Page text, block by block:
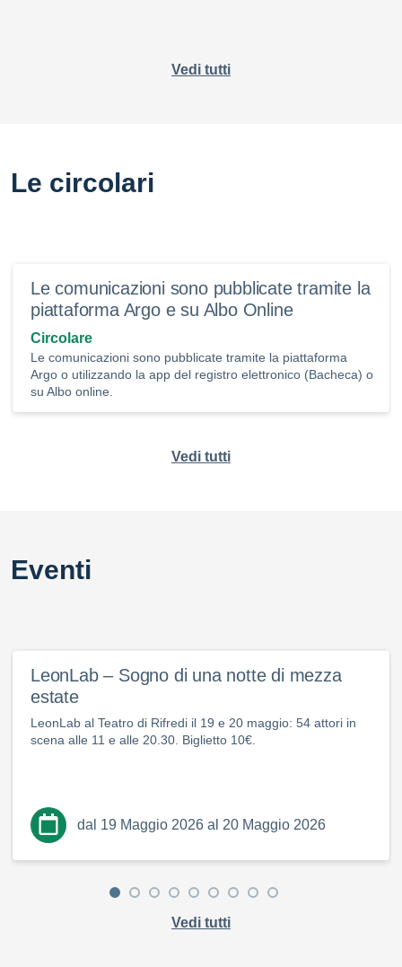
Vedi tutti
Le circolari
Le comunicazioni sono pubblicate tramite la
piattaforma Argo e su Albo Online
Circolare
Le comunicazioni sono pubblicate tramite la piattaforma
Argo o utilizzando la app del registro elettronico (Bacheca) o
su Albo online.
Vedi tutti
Eventi
LeonLab – Sogno di una notte di mezza
estate
LeonLab al Teatro di Rifredi il 19 e 20 maggio: 54 attori in
scena alle 11 e alle 20.30. Biglietto 10€.
dal 19 Maggio 2026 al 20 Maggio 2026
Vedi tutti